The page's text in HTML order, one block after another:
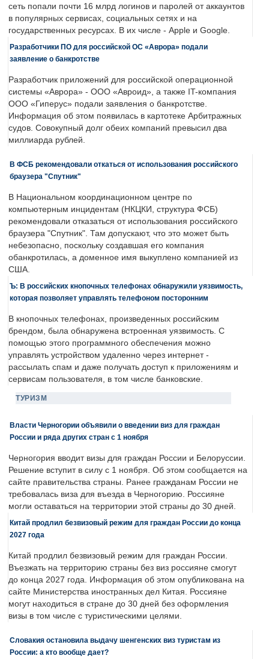
сеть попали почти 16 млрд логинов и паролей от аккаунтов
в популярных сервисах, социальных сетях и на
государственных ресурсах. В их числе - Apple и Google.
Разработчики ПО для российской ОС «Аврора» подали
заявление о банкротстве
Разработчик приложений для российской операционной
системы «Аврора» - ООО «Авроид», а также IT-компания
ООО «Гиперус» подали заявления о банкротстве.
Информация об этом появилась в картотеке Арбитражных
судов. Совокупный долг обеих компаний превысил два
миллиарда рублей.
В ФСБ рекомендовали откаться от использования российского
браузера "Спутник"
В Национальном координационном центре по
компьютерным инцидентам (НКЦКИ, структура ФСБ)
рекомендовали отказаться от использования российского
браузера "Спутник". Там допускают, что это может быть
небезопасно, поскольку создавшая его компания
обанкротилась, а доменное имя выкуплено компанией из
США.
Ъ: В российских кнопочных телефонах обнаружили уязвимость,
которая позволяет управлять телефоном посторонним
В кнопочных телефонах, произведенных российским
брендом, была обнаружена встроенная уязвимость. С
помощью этого программного обеспечения можно
управлять устройством удаленно через интернет -
рассылать спам и даже получать доступ к приложениям и
сервисам пользователя, в том числе банковские.
ТУРИЗМ
Власти Черногории объявили о введении виз для граждан
России и ряда других стран с 1 ноября
Черногория вводит визы для граждан России и Белоруссии.
Решение вступит в силу с 1 ноября. Об этом сообщается на
сайте правительства страны. Ранее гражданам России не
требовалась виза для въезда в Черногорию. Россияне
могли оставаться на территории этой страны до 30 дней.
Китай продлил безвизовый режим для граждан России до конца
2027 года
Китай продлил безвизовый режим для граждан России.
Въезжать на территорию страны без виз россияне смогут
до конца 2027 года. Информация об этом опубликована на
сайте Министерства иностранных дел Китая. Россияне
могут находиться в стране до 30 дней без оформления
визы в том числе с туристическими целями.
Словакия остановила выдачу шенгенских виз туристам из
России: а кто вообще дает?